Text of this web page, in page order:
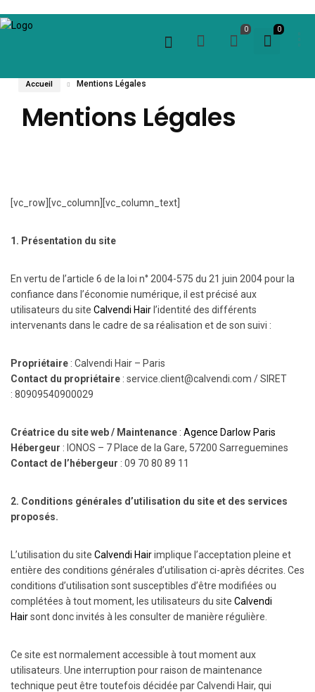
0
0
Accueil Mentions Légales
Mentions Légales
[vc_row][vc_column][vc_column_text]
1. Présentation du site
En vertu de l’article 6 de la loi n° 2004-575 du 21 juin 2004 pour la
confiance dans l’économie numérique, il est précisé aux
utilisateurs du site Calvendi Hair l’identité des différents
intervenants dans le cadre de sa réalisation et de son suivi :
Propriétaire : Calvendi Hair – Paris
Contact du propriétaire : service.client@calvendi.com / SIRET
: 80909540900029
Créatrice du site web / Maintenance : Agence Darlow Paris
Hébergeur : IONOS – 7 Place de la Gare, 57200 Sarreguemines
Contact de l’hébergeur : 09 70 80 89 11
2. Conditions générales d’utilisation du site et des services
proposés.
L’utilisation du site Calvendi Hairimplique l’acceptation pleine et
entière des conditions générales d’utilisation ci-après décrites. Ces
conditions d’utilisation sont susceptibles d’être modifiées ou
complétées à tout moment, les utilisateurs du site Calvendi
Hairsont donc invités à les consulter de manière régulière.
Ce site est normalement accessible à tout moment aux
utilisateurs. Une interruption pour raison de maintenance
technique peut être toutefois décidée par Calvendi Hair, qui